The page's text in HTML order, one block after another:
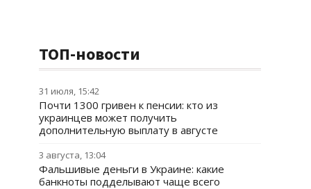
ТОП-новости
31 июля, 15:42
Почти 1300 гривен к пенсии: кто из
украинцев может получить
дополнительную выплату в августе
3 августа, 13:04
Фальшивые деньги в Украине: какие
банкноты подделывают чаще всего